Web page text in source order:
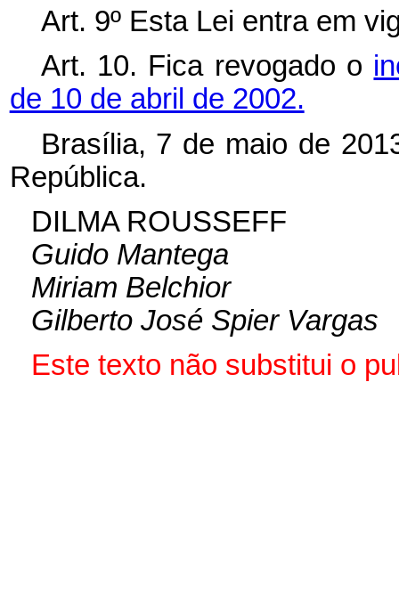
Art. 9º Esta Lei entra em
Art. 10. Fica revogado o
de 10 de abril de 2002.
Brasília, 7 de maio de
República.
DILMA ROUSSEFF
Guido Mantega
Miriam Belchior
Gilberto José Spier Vargas
Este texto não substitui o